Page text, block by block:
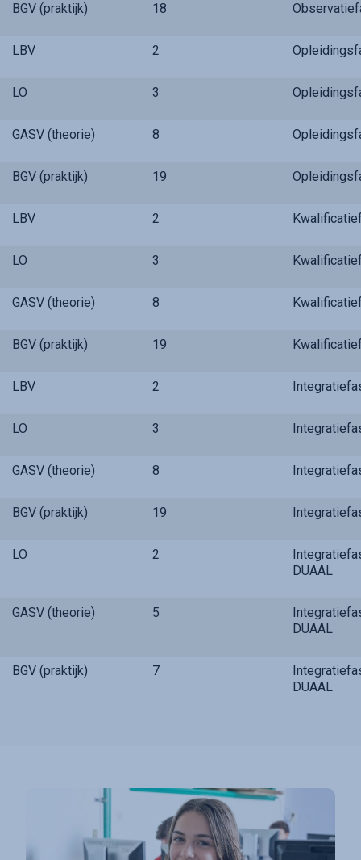
BGV (praktijk) 18
LBV 2
LO 3
GASV (theorie) 8
BGV (praktijk) 19
LBV 2
LO 3
GASV (theorie) 8
BGV (praktijk) 19
LBV 2
LO 3
GASV (theorie) 8
BGV (praktijk) 19
LO 2
DUAAL
GASV (theorie) 5
DUAAL
BGV (praktijk) 7
DUAAL